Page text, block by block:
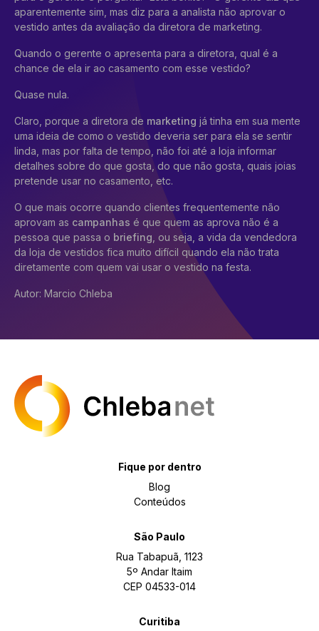
aparentemente sim, mas diz para a analista não aprovar o
vestido antes da avaliação da diretora de marketing.
Quando o gerente o apresenta para a diretora, qual é a
chance de ela ir ao casamento com esse vestido?
Quase nula.
Claro, porque a diretora de marketing já tinha em sua mente
uma ideia de como o vestido deveria ser para ela se sentir
linda, mas por falta de tempo, não foi até a loja informar
detalhes sobre do que gosta, do que não gosta, quais joias
pretende usar no casamento, etc.
O que mais ocorre quando clientes frequentemente não
aprovam as campanhas é que quem as aprova não é a
pessoa que passa o briefing , ou seja, a vida da vendedora
da loja de vestidos fica muito difícil quando ela não trata
diretamente com quem vai usar o vestido na festa.
Autor: Marcio Chleba
Fique por dentro
Blog
Conteúdos
São Paulo
Rua Tabapuã, 1123
5º Andar Itaim
CEP 04533-014
Curitiba